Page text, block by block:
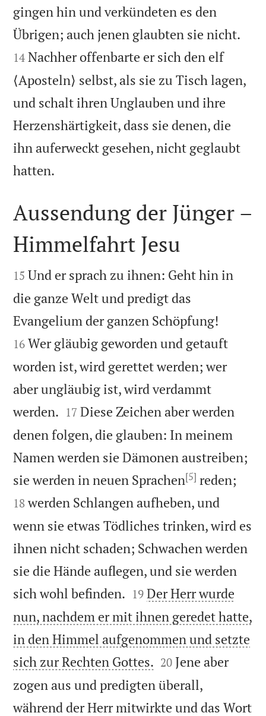
gingen hin und verkündeten es den
Übrigen; auch jenen glaubten sie nicht.
14 Nachher offenbarte er sich den elf
⟨Aposteln⟩ selbst, als sie zu Tisch lagen,
und schalt ihren Unglauben und ihre
Herzenshärtigkeit, dass sie denen, die
ihn auferweckt gesehen, nicht geglaubt
hatten.

Aussendung der Jünger –
Himmelfahrt Jesu

15 Und er sprach zu ihnen: Geht hin in
die ganze Welt und predigt das
Evangelium der ganzen Schöpfung!
16 Wer gläubig geworden und getauft
worden ist, wird gerettet werden; wer
aber ungläubig ist, wird verdammt
werden. 

17 Diese Zeichen aber werden
denen folgen, die glauben: In meinem
Namen werden sie Dämonen austreiben;
sie werden in neuen Sprachen[5] reden;
18 werden Schlangen aufheben, und
wenn sie etwas Tödliches trinken, wird es
ihnen nicht schaden; Schwachen werden
sie die Hände auflegen, und sie werden
sich wohl befinden. 

19 Der Herr wurde
nun, nachdem er mit ihnen geredet hatte,
in den Himmel aufgenommen und setzte
sich zur Rechten Gottes. 

20 Jene aber
zogen aus und predigten überall,
während der Herr mitwirkte und das Wort